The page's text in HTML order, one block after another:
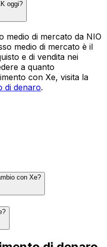
oggi?
medio di mercato da NIO
medio di mercato è il
e di vendita nei
a quanto
con Xe, visita la
di denaro.
con Xe?